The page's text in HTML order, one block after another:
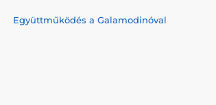
Együttműködés a Galamodinóval